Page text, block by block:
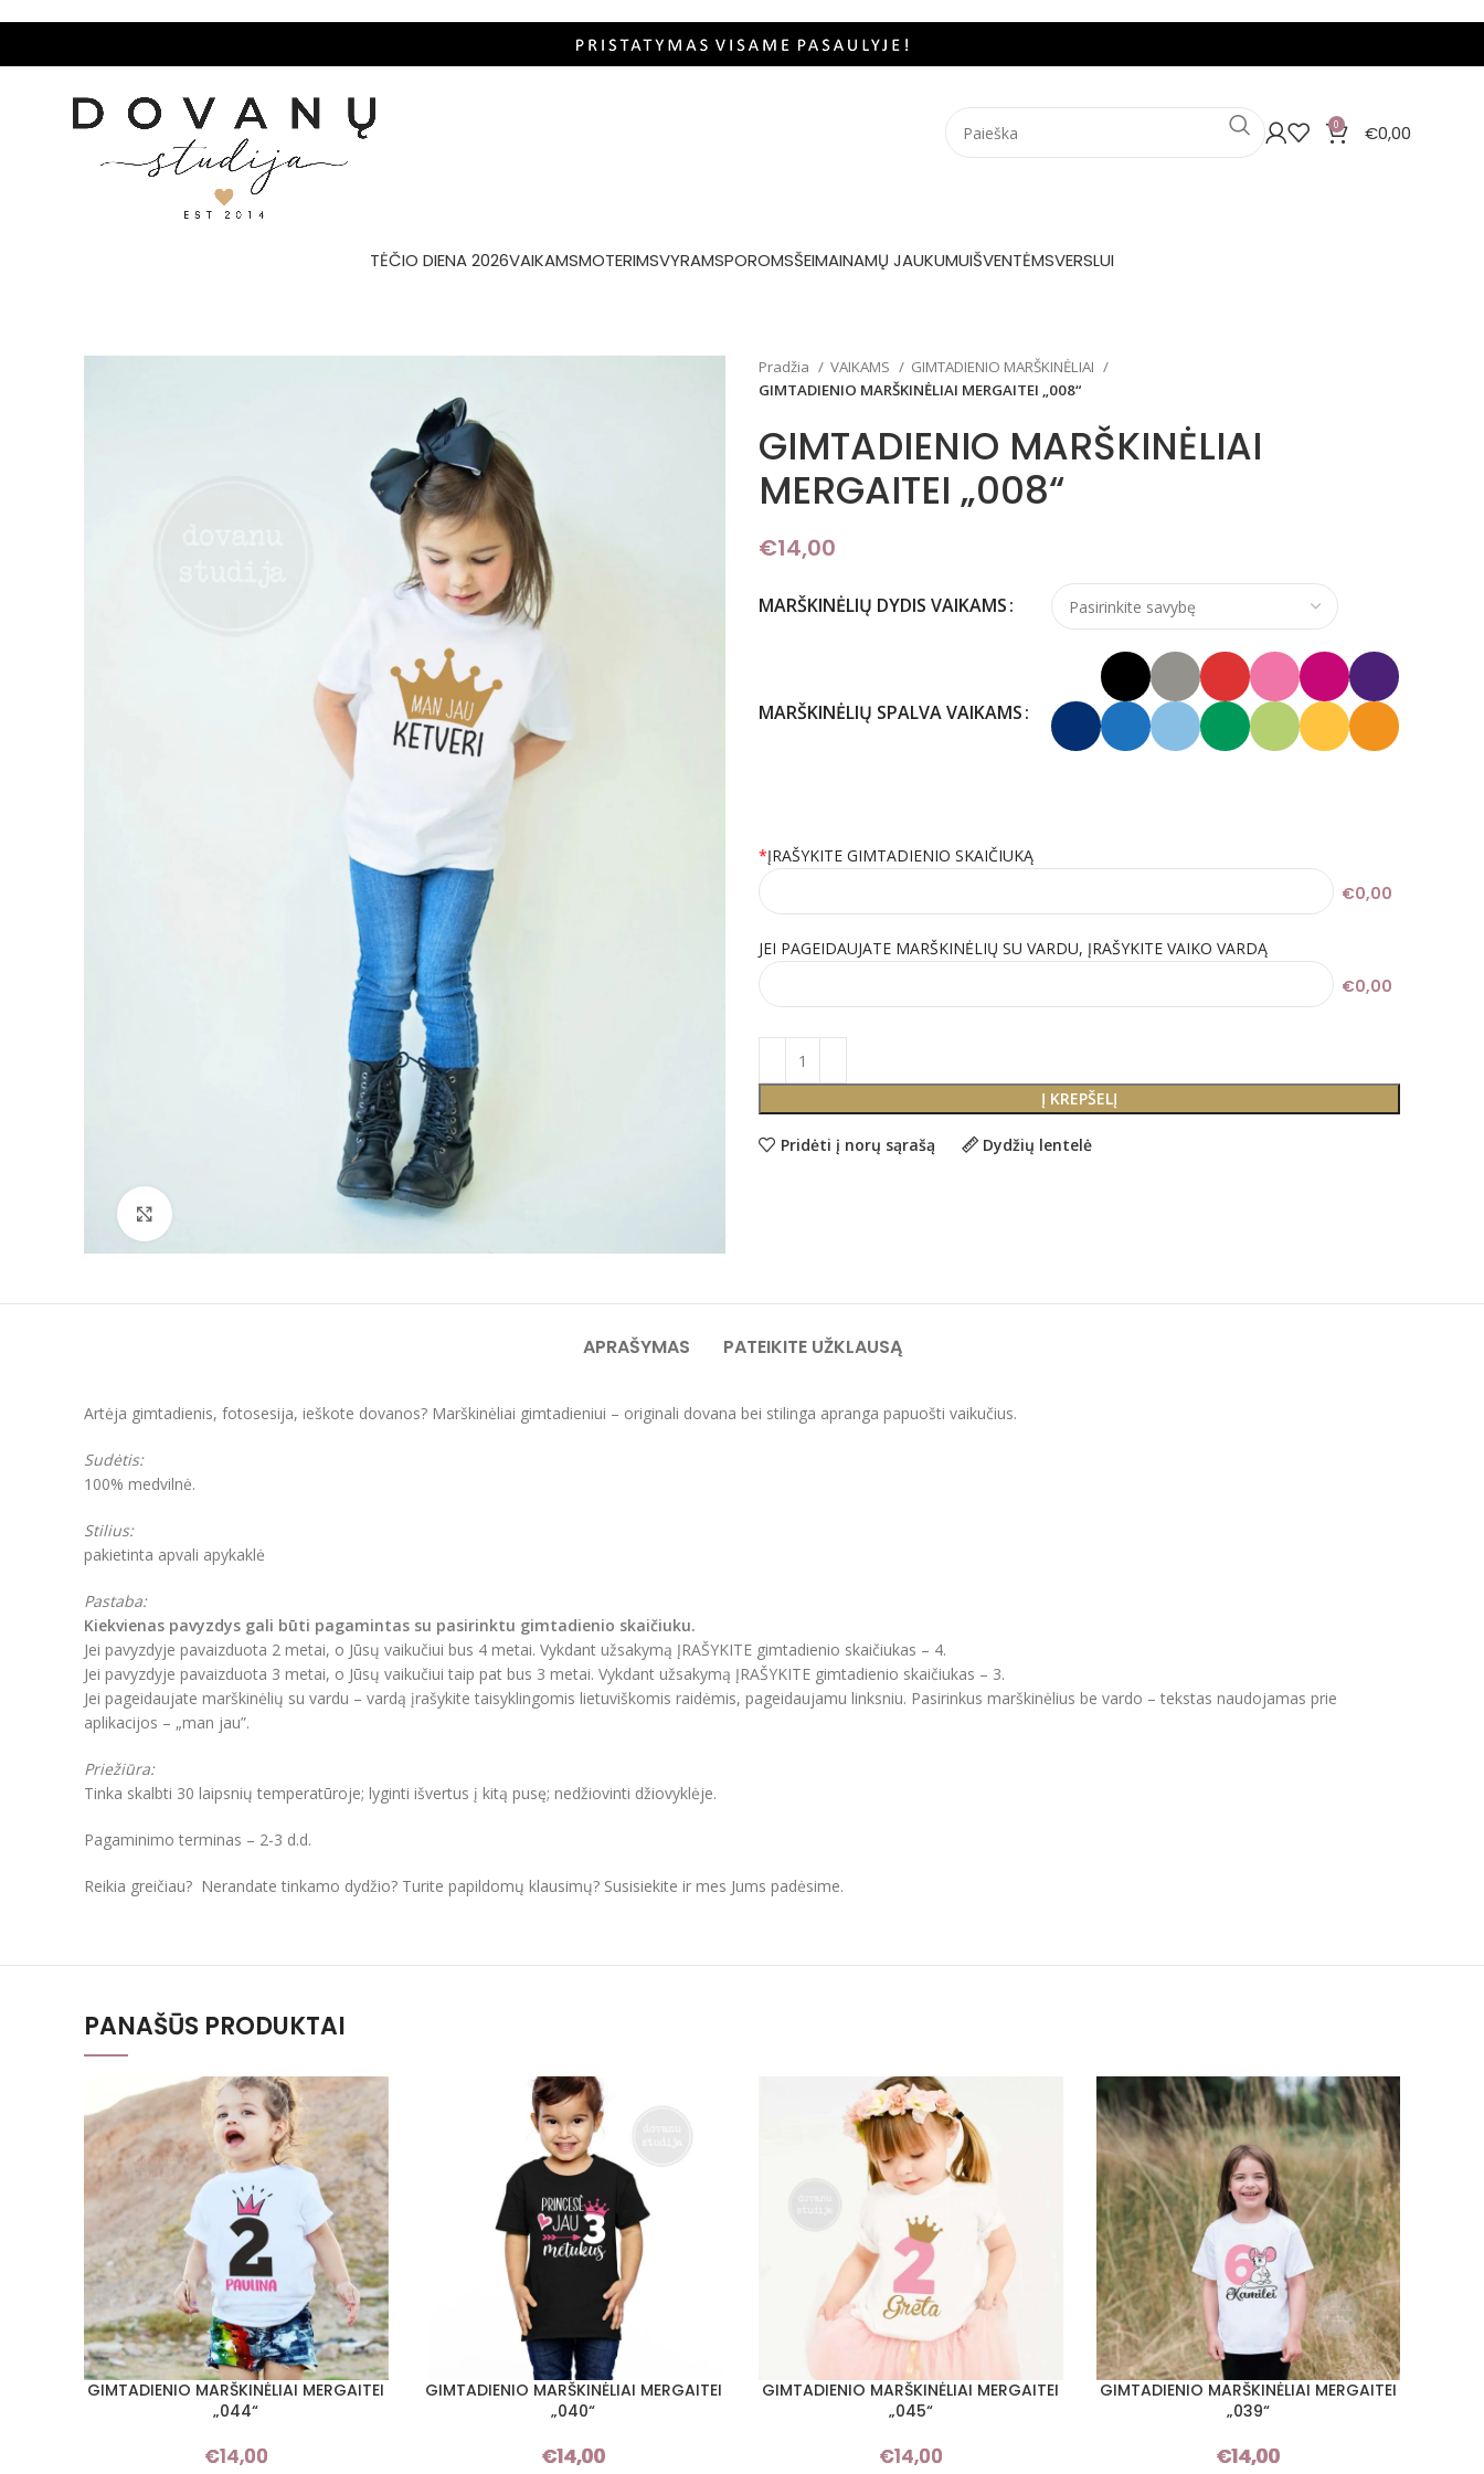
0 €0,00
TĖČIO DIENA 2026VAIKAMSMOTERIMSVYRAMSPOROMSŠEIMAINAMŲ JAUKUMUIŠVENTĖMSVERSLUI
Pradžia VAIKAMS
GIMTADIENIO MARŠKINĖLIAI
GIMTADIENIO MARŠKINĖLIAI MERGAITEI „008“
GIMTADIENIO MARŠKINĖLIAI
MERGAITEI „008“
€14,00
MARŠKINĖLIŲ DYDIS VAIKAMS
MARŠKINĖLIŲ SPALVA VAIKAMS
*ĮRAŠYKITE GIMTADIENIO SKAIČIUKĄ
€0,00
JEI PAGEIDAUJATE MARŠKINĖLIŲ SU VARDU, ĮRAŠYKITE VAIKO VARDĄ
€0,00
Į KREPŠELĮ
Pridėti į norų sąrašą Dydžių lentelė
APRAŠYMAS PATEIKITE UŽKLAUSĄ
Artėja gimtadienis, fotosesija, ieškote dovanos? Marškinėliai gimtadieniui – originali dovana bei stilinga apranga papuošti vaikučius.
Sudėtis:
100% medvilnė.
Stilius:
pakietinta apvali apykaklė
Pastaba:
Kiekvienas pavyzdys gali būti pagamintas su pasirinktu gimtadienio skaičiuku.
Jei pavyzdyje pavaizduota 2 metai, o Jūsų vaikučiui bus 4 metai. Vykdant užsakymą ĮRAŠYKITE gimtadienio skaičiukas – 4.
Jei pavyzdyje pavaizduota 3 metai, o Jūsų vaikučiui taip pat bus 3 metai. Vykdant užsakymą ĮRAŠYKITE gimtadienio skaičiukas – 3.
Jei pageidaujate marškinėlių su vardu – vardą įrašykite taisyklingomis lietuviškomis raidėmis, pageidaujamu linksniu. Pasirinkus marškinėlius be vardo – tekstas naudojamas prie
aplikacijos – „man jau”.
Priežiūra:
Tinka skalbti 30 laipsnių temperatūroje; lyginti išvertus į kitą pusę; nedžiovinti džiovyklėje.
Pagaminimo terminas – 2-3 d.d.
Reikia greičiau? Nerandate tinkamo dydžio? Turite papildomų klausimų? Susisiekite ir mes Jums padėsime.
PANAŠŪS PRODUKTAI
PASIRINKTI SAVYBES
GIMTADIENIO MARŠKINĖLIAI MERGAITEI
„044“
€14,00
PASIRINKTI SAVYBES
GIMTADIENIO MARŠKINĖLIAI MERGAITEI
„040“
€14,00
PASIRINKTI SAVYBES
GIMTADIENIO MARŠKINĖLIAI MERGAITEI
„045“
€14,00
PASIRINKTI SAVYBES
GIMTADIENIO MARŠKINĖLIAI MERGAITEI
„039“
€14,00